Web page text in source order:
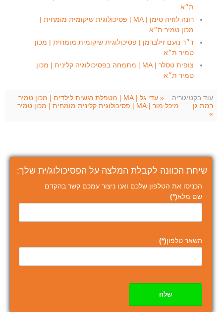
ת״א
רונה לוזיה טימן | MA | פסיכולוגית שיקומית מומחית |
מכון טמיר ת״א
ד״ר נועם זילברמן | פסיכולוגית שיקומית מומחית | מכון
טמיר ת״א
צופית טסלר | MA | מתמחה בפסיכולוגיה קלינית | מכון
טמיר ת״א
עוד בקטיגוריה
« עדי גל | MA | מטפלת רגשית לילדים | מכון טמיר
רמת גן
מיכל מור | MA | פסיכולוגית קלינית מומחית | מכון טמיר
»
שיחת הכוונה לקבלת המלצה על הפסיכולוג/ית שלך:
הכניסו את הטלפון שלכם ואנו ניצור עמכם קשר בהקדם
שם מלא(*)
השאר טלפון(*)
שלח